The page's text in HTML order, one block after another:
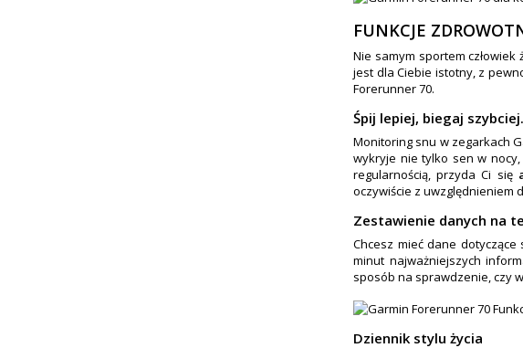
FUNKCJE
Nie samym sportem
jest dla Ciebie istotny, z
Forerunner 70.
Śpij lepiej, biegaj
Monitoring snu w zegarkach
wykryje nie tylko sen w
regularnością, przyda Ci się
oczywiście z uwzględnieniem
Zestawienie danych na
Chcesz mieć dane
minut najważniejszych
sposób na sprawdzenie, czy
Dziennik stylu życia